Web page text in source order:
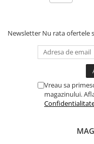
Newsletter Nu rata ofertele
Vreau sa
magazinului.